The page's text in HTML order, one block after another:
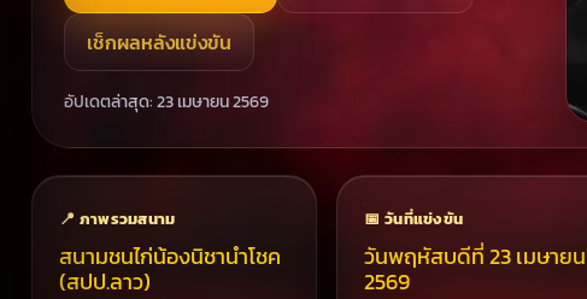
เช็กผลหลังแข่งขัน
อัปเดตล่าสุด: 23 เมษายน 2569
📍 ภาพรวมสนาม
สนามชนไก่น้องนิชานำโชค
(สปป.ลาว)
📅 วันที่แข่งขัน
วันพฤหัสบดีที่ 23 เมษายน
2569